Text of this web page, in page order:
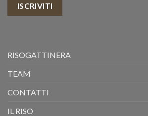
ISCRIVITI
RISOGATTINERA
TEAM
CONTATTI
IL RISO